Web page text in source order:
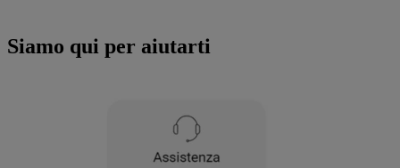
Siamo qui per aiutarti
condivisione dei tuoi dati con terze parti
per tali finalità. Accedendo alla sezione
specifico le tue preferenze.